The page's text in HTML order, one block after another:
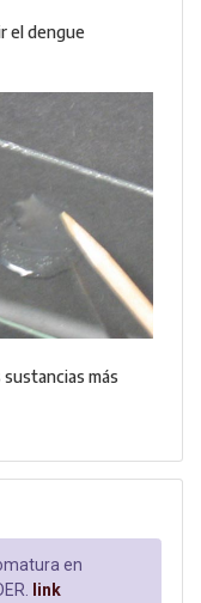
el dengue
más
en
link